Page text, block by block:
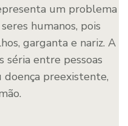
um problema
humanos, pois
garganta e nariz. A
séria entre pessoas
preexistente,